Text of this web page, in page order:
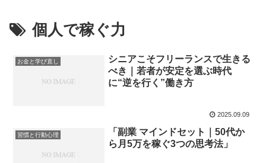
個人で稼ぐ力
お金と学び直し
シニアこそフリーランスで生きる
べき｜若者が安定を選ぶ時代
に“逆を行く”働き方
2025.09.09
習慣と行動心理
「副業 マインドセット｜50代か
ら月5万を稼ぐ3つの思考法」